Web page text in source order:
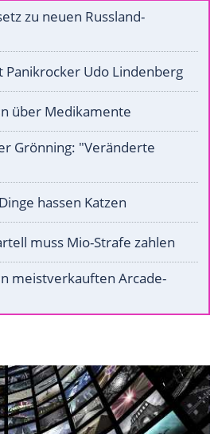
zu neuen Russland-
Panikrocker Udo Lindenberg
über Medikamente
Grönning: "Veränderte
hassen Katzen
muss Mio-Strafe zahlen
meistverkauften Arcade-